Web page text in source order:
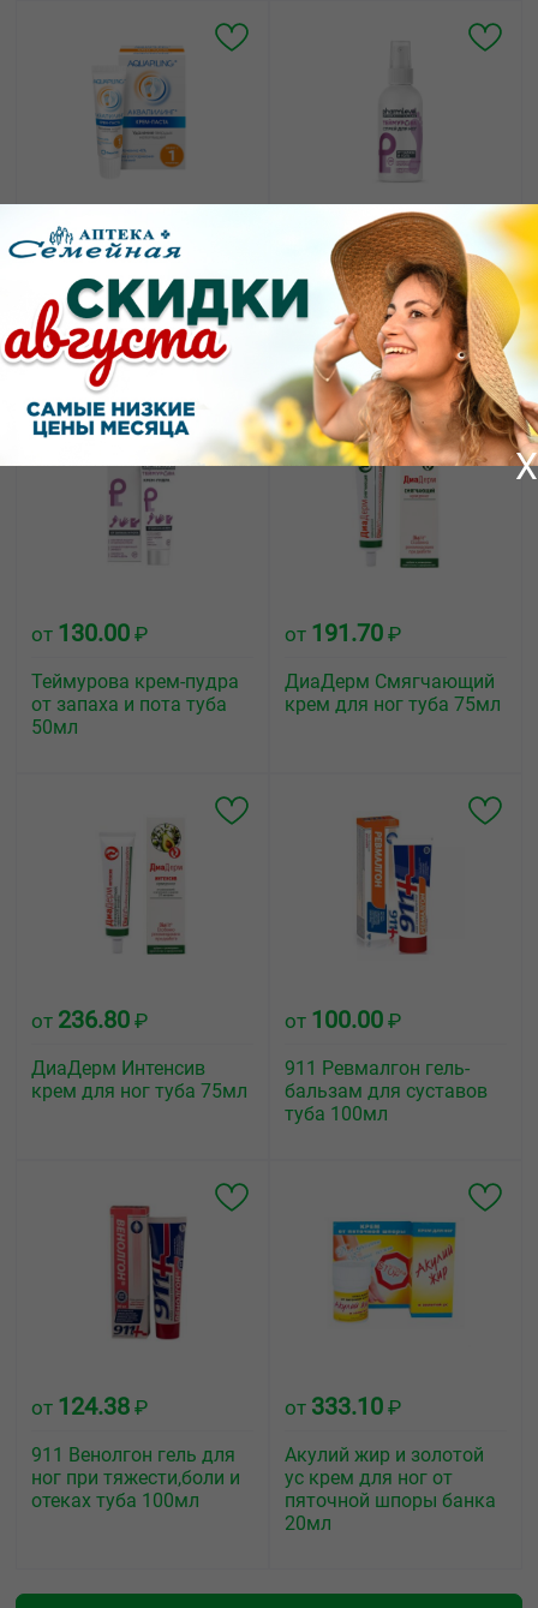
от306.08₽
Аквапилинг крем-паста
от натоптышей туба
20мл
145.50₽
Теймурова спрей для
ног от запаха и пота
флакон 150мл
от 130.00 ₽
Теймурова крем-пудра
от запаха и пота туба
50мл
от 191.70 ₽
ДиаДерм Смягчающий
крем для ног туба 75мл
от 236.80 ₽
ДиаДерм Интенсив
крем для ног туба 75мл
от 100.00 ₽
911 Ревмалгон гель-
бальзам для суставов
туба 100мл
от 124.38 ₽
911 Венолгон гель для
ног при тяжести,боли и
отеках туба 100мл
от 333.10 ₽
Акулий жир и золотой
ус крем для ног от
пяточной шпоры банка
20мл
X